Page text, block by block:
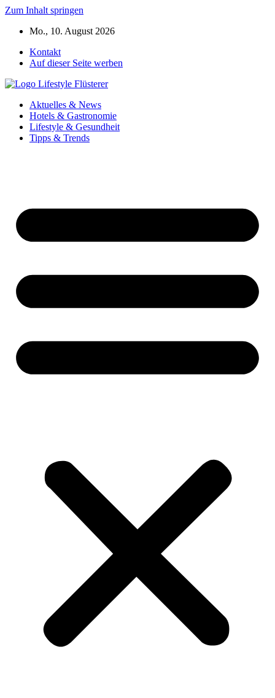
Zum Inhalt springen
Mo., 10. August 2026
Kontakt
Auf dieser Seite werben
Aktuelles & News
Hotels & Gastronomie
Lifestyle & Gesundheit
Tipps & Trends